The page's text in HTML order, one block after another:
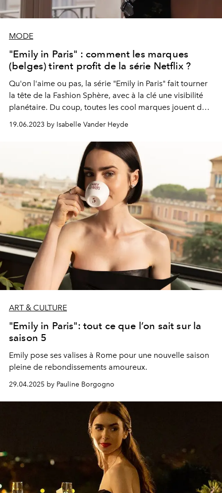
MODE
"Emily in Paris" : comment les marques
(belges) tirent profit de la série Netflix ?
Qu'on l'aime ou pas, la série "Emily in Paris" fait tourner
la tête de la Fashion Sphère, avec à la clé une visibilité
planétaire. Du coup, toutes les cool marques jouent des
coudes pour en être... Et comme d’hab, les griffes
belges ne sont pas en reste.
19.06.2023 by Isabelle Vander Heyde
ART & CULTURE
"Emily in Paris": tout ce que l’on sait sur la
saison 5
Emily pose ses valises à Rome pour une nouvelle saison
pleine de rebondissements amoureux.
29.04.2025 by Pauline Borgogno